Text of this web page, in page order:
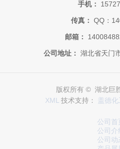
手机：
传真： QQ：
邮箱：
公司地址： 湖北省天门
版权所有 © 湖北巨
XML 技术支持： 盖德化
公司首
公司介
公司动